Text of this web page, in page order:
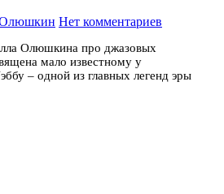
Нет комментариев
Олюшкина про джазовых
мало известному у
– одной из главных легенд эры